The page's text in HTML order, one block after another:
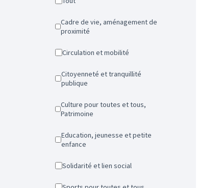
Cadre de vie, aménagement de
proximité
Circulation et mobilité
Citoyenneté et tranquillité
publique
Culture pour toutes et tous,
Patrimoine
Education, jeunesse et petite
enfance
Solidarité et lien social